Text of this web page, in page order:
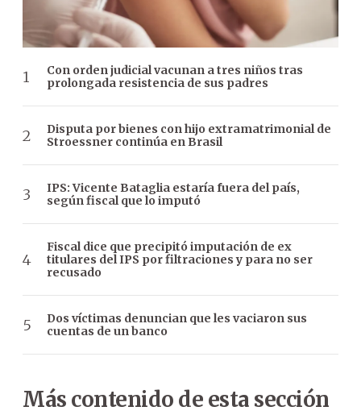
Con orden judicial vacunan a tres niños tras
prolongada resistencia de sus padres
Disputa por bienes con hijo extramatrimonial de
Stroessner continúa en Brasil
IPS: Vicente Bataglia estaría fuera del país,
según fiscal que lo imputó
Fiscal dice que precipitó imputación de ex
titulares del IPS por filtraciones y para no ser
recusado
Dos víctimas denuncian que les vaciaron sus
cuentas de un banco
Más contenido de esta sección